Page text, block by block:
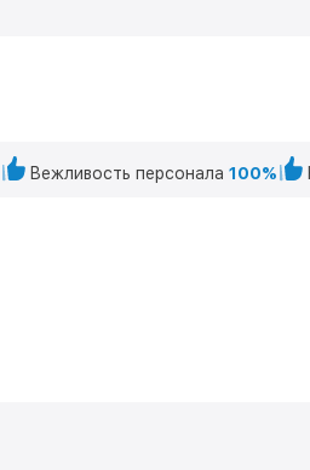
Вежливость персонала 100%